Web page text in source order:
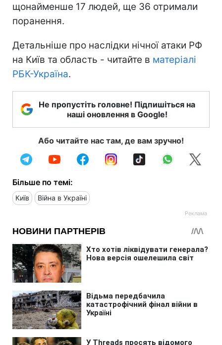
щонайменше 17 людей, ще 36 отримали
поранення.
Детальніше про наслідки нічної атаки РФ
на Київ та область - читайте в матеріалі
РБК-Україна.
Не пропустіть головне! Підпишіться на
наші оновлення в Google!
Або читайте нас там, де вам зручно!
Більше по темі:
Київ Війна в Україні